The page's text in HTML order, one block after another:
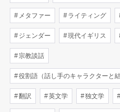
メタファー ライティング
ジェンダー 現代イギリス
宗教談話
役割語（話し手のキャラクターと
翻訳 英文学 独文学